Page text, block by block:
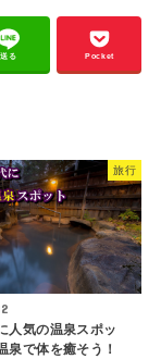
送る Pocket
旅行
人気の温泉スポッ
泉で体を癒そう！